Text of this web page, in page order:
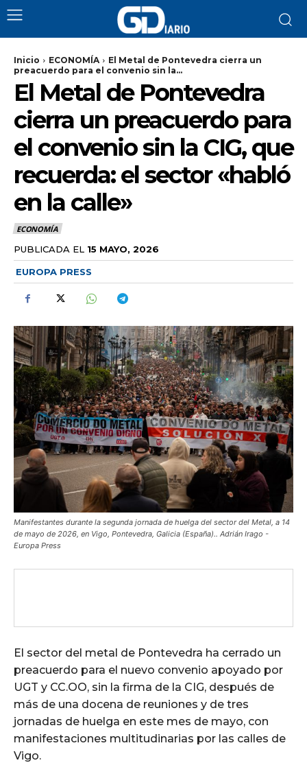
Inicio ECONOMÍA
El Metal de Pontevedra cierra un
preacuerdo para el convenio sin la...
El Metal de Pontevedra
cierra un preacuerdo para
el convenio sin la CIG, que
recuerda: el sector «habló
en la calle»
ECONOMÍA
PUBLICADA EL 15 MAYO, 2026
EUROPA PRESS
Manifestantes durante la segunda jornada de huelga del sector del Metal, a 14
de mayo de 2026, en Vigo, Pontevedra, Galicia (España).. Adrián Irago -
Europa Press
El sector del metal de Pontevedra ha cerrado un
preacuerdo para el nuevo convenio apoyado por
UGT y CC.OO, sin la firma de la CIG, después de
más de una docena de reuniones y de tres
jornadas de huelga en este mes de mayo, con
manifestaciones multitudinarias por las calles de
Vigo.